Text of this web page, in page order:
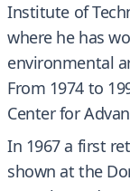
Institute of
where he has
environmental
From 1974 to
Center for
In 1967 a first
shown at the